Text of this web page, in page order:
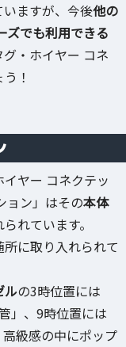
ますが、今後他の
ズでも利用できる
・ホイヤー コネ
！
ヤー コネクテッ
ョン」はその本体
れています。
所に取り入れられて
ルの3時位置には
」、9時位置には
高級感の中にポップ